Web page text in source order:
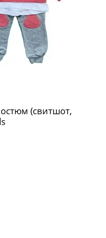
(свитшот,